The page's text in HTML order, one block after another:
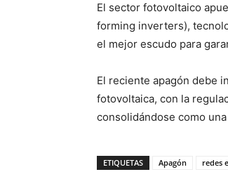
El sector fotovoltaico
forming inverters),
el mejor escudo para
El reciente apagón debe
fotovoltaica, con la
consolidándose como
ETIQUETAS Apagón redes